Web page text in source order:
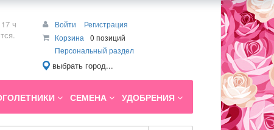
ч
Войти
Регистрация
Корзина
0 позиций
Персональный раздел
выбрать город...
СЕМЕНА УДОБРЕНИЯ